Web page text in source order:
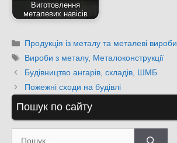
Виготовлення
металевих навісів
Категорії
Продукція із металу та металеві вироби
Позначки
Вироби з металу, Металоконструкції
Будівництво ангарів, складів, ШМБ
Пожежні сходи на будівлі
Пошук по сайту
Пошук: